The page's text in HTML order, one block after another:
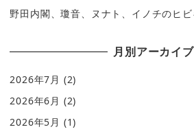
野田内閣、瓊音、ヌナト、イノチのヒ
月別アーカイブ
2026年7月 (2)
2026年6月 (2)
2026年5月 (1)